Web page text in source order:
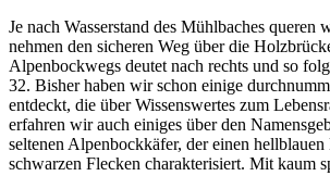
Je nach Wasserstand des Mühlbaches queren
nehmen den sicheren Weg über die
Alpenbockwegs deutet nach rechts und so
32. Bisher haben wir schon einige
entdeckt, die über Wissenswertes zum
erfahren wir auch einiges über den
seltenen Alpenbockkäfer, der einen
schwarzen Flecken charakterisiert. Mit kaum